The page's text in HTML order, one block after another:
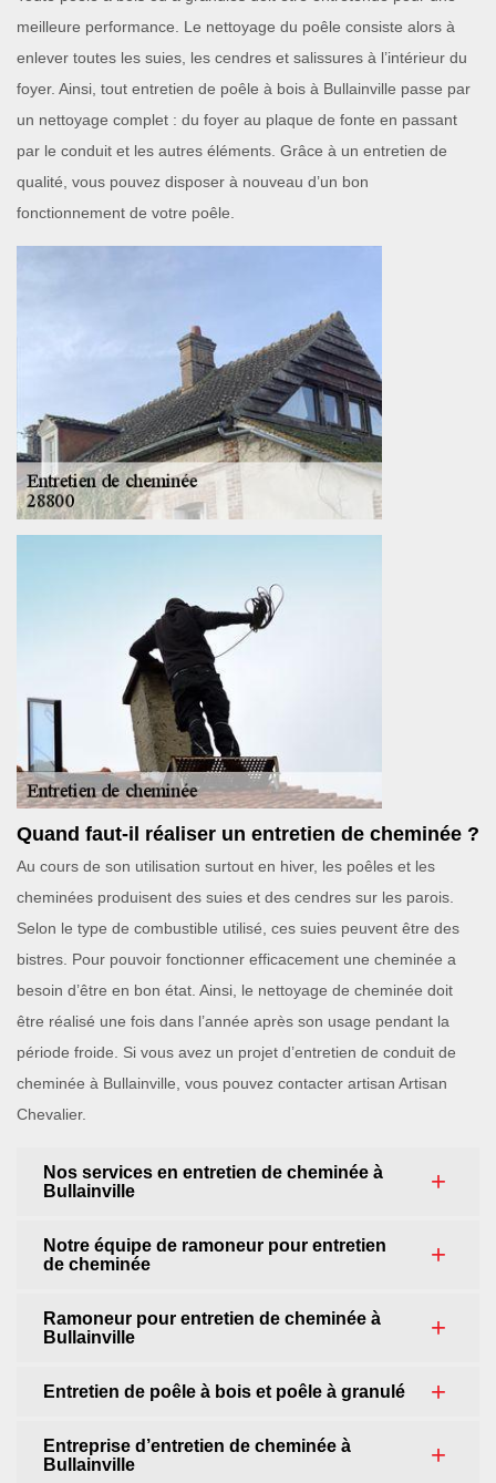
meilleure performance. Le nettoyage du poêle consiste alors à
enlever toutes les suies, les cendres et salissures à l’intérieur du
foyer. Ainsi, tout entretien de poêle à bois à Bullainville passe par
un nettoyage complet : du foyer au plaque de fonte en passant
par le conduit et les autres éléments. Grâce à un entretien de
qualité, vous pouvez disposer à nouveau d’un bon
fonctionnement de votre poêle.
Quand faut-il réaliser un entretien de cheminée ?
Au cours de son utilisation surtout en hiver, les poêles et les
cheminées produisent des suies et des cendres sur les parois.
Selon le type de combustible utilisé, ces suies peuvent être des
bistres. Pour pouvoir fonctionner efficacement une cheminée a
besoin d’être en bon état. Ainsi, le nettoyage de cheminée doit
être réalisé une fois dans l’année après son usage pendant la
période froide. Si vous avez un projet d’entretien de conduit de
cheminée à Bullainville, vous pouvez contacter artisan Artisan
Chevalier.
Nos services en entretien de cheminée à
Bullainville
Notre équipe de ramoneur pour entretien
de cheminée
Ramoneur pour entretien de cheminée à
Bullainville
Entretien de poêle à bois et poêle à granulé
Entreprise d’entretien de cheminée à
Bullainville